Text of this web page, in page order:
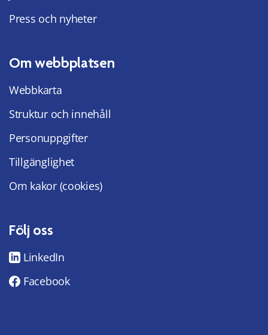
Press och nyheter
Om webbplatsen
Webbkarta
Struktur och innehåll
Personuppgifter
Tillgänglighet
Om kakor (cookies)
Följ oss
LinkedIn
Facebook